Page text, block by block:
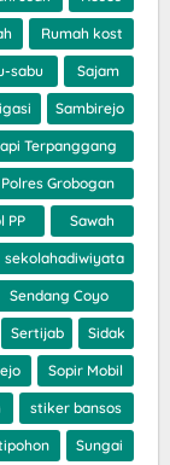
Rumah kost
sabu Sajam
Sambirejo
Terpanggang
Grobogan
PP Sawah
sekolahadiwiyata
Sendang Coyo
Sertijab Sidak
Sopir Mobil
stiker bansos
Sungai